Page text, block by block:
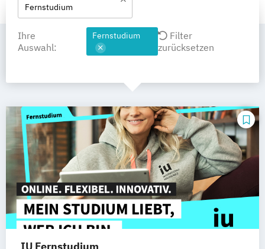
Fernstudium
Ihre
Auswahl:
Fernstudium
Filter
zurücksetzen